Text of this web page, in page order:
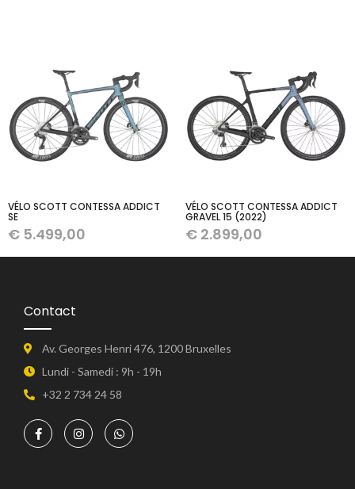
VÉLO SCOTT CONTESSA ADDICT
SE
€ 5.499,00
VÉLO SCOTT CONTESSA ADDICT
GRAVEL 15 (2022)
€ 2.899,00
Contact
Av. Georges Henri 476, 1200 Bruxelles
Lundi - Samedi : 9h - 19h
+32 2 734 24 58